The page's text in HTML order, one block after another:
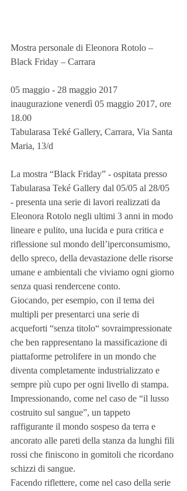
Mostra personale di Eleonora Rotolo –
Black Friday – Carrara
05 maggio - 28 maggio 2017
inaugurazione venerdì 05 maggio 2017, ore
18.00
Tabularasa Teké Gallery, Carrara, Via Santa
Maria, 13/d
La mostra “Black Friday” - ospitata presso
Tabularasa Teké Gallery dal 05/05 al 28/05
- presenta una serie di lavori realizzati da
Eleonora Rotolo negli ultimi 3 anni in modo
lineare e pulito, una lucida e pura critica e
riflessione sul mondo dell’iperconsumismo,
dello spreco, della devastazione delle risorse
umane e ambientali che viviamo ogni giorno
senza quasi rendercene conto.
Giocando, per esempio, con il tema dei
multipli per presentarci una serie di
acqueforti “senza titolo“ sovraimpressionate
che ben rappresentano la massificazione di
piattaforme petrolifere in un mondo che
diventa completamente industrializzato e
sempre più cupo per ogni livello di stampa.
Impressionando, come nel caso de “il lusso
costruito sul sangue”, un tappeto
raffigurante il mondo sospeso da terra e
ancorato alle pareti della stanza da lunghi fili
rossi che finiscono in gomitoli che ricordano
schizzi di sangue.
Facendo riflettere, come nel caso della serie